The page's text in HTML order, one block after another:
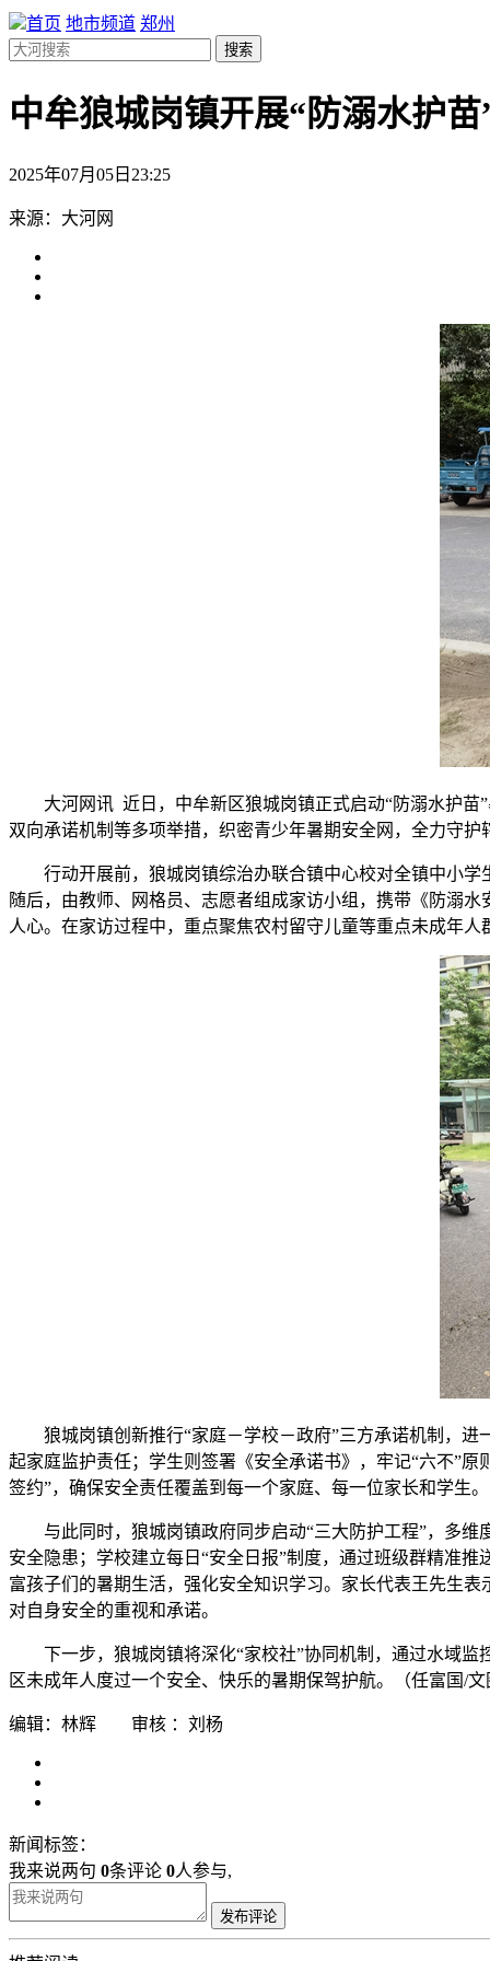
首页 地市频道 郑州
搜索
中牟狼城岗镇开展“防溺水护
2025年07月05日23:25
来源：大河网
大河网讯 近日，中牟新区狼城岗镇正式启动“防溺水护
双向承诺机制等多项举措，织密青少年暑期安全网，全力守
行动开展前，狼城岗镇综治办联合镇中心校对全镇中小
随后，由教师、网格员、志愿者组成家访小组，携带《防溺
人心。在家访过程中，重点聚焦农村留守儿童等重点未成年
狼城岗镇创新推行“家庭－学校－政府”三方承诺机制，
起家庭监护责任；学生则签署《安全承诺书》，牢记“六不”
签约”，确保安全责任覆盖到每一个家庭、每一位家长和学生。
与此同时，狼城岗镇政府同步启动“三大防护工程”，多
安全隐患；学校建立每日“安全日报”制度，通过班级群精准
富孩子们的暑期生活，强化安全知识学习。家长代表王先生
对自身安全的重视和承诺。
下一步，狼城岗镇将深化“家校社”协同机制，通过水域
区未成年人度过一个安全、快乐的暑期保驾护航。（任富国/文
编辑：林辉 审核 ：刘杨
新闻标签：
我来说两句 0条评论 0人参与,
发布评论